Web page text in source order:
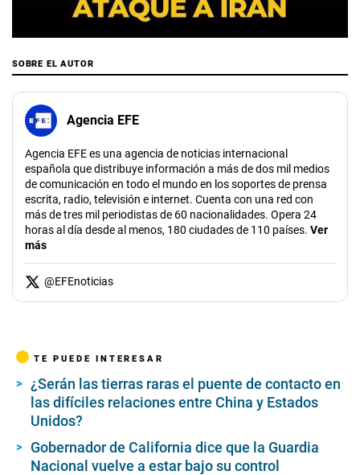
SOBRE EL AUTOR
Agencia EFE
Agencia EFE es una agencia de noticias internacional
española que distribuye información a más de dos mil medios
de comunicación en todo el mundo en los soportes de prensa
escrita, radio, televisión e internet. Cuenta con una red con
más de tres mil periodistas de 60 nacionalidades. Opera 24
horas al día desde al menos, 180 ciudades de 110 países. Ver
más
@EFEnoticias
TE PUEDE INTERESAR
¿Serán las tierras raras el puente de contacto en
las difíciles relaciones entre China y Estados
Unidos?
Gobernador de California dice que la Guardia
Nacional vuelve a estar bajo su control